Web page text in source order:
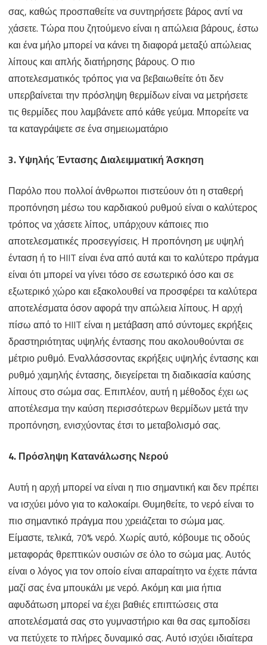
σας, καθώς προσπαθείτε να συντηρήσετε βάρος αντί να
χάσετε. Τώρα που ζητούμενο είναι η απώλεια βάρους, έστω
και ένα μήλο μπορεί να κάνει τη διαφορά μεταξύ απώλειας
λίπους και απλής διατήρησης βάρους. Ο πιο
αποτελεσματικός τρόπος για να βεβαιωθείτε ότι δεν
υπερβαίνεται την πρόσληψη θερμίδων είναι να μετρήσετε
τις θερμίδες που λαμβάνετε από κάθε γεύμα. Μπορείτε να
τα καταγράψετε σε ένα σημειωματάριο
3. Υψηλής Έντασης Διαλειμματική Άσκηση
Παρόλο που πολλοί άνθρωποι πιστεύουν ότι η σταθερή
προπόνηση μέσω του καρδιακού ρυθμού είναι ο καλύτερος
τρόπος να χάσετε λίπος, υπάρχουν κάποιες πιο
αποτελεσματικές προσεγγίσεις. Η προπόνηση με υψηλή
ένταση ή το HIIT είναι ένα από αυτά και το καλύτερο πράγμα
είναι ότι μπορεί να γίνει τόσο σε εσωτερικό όσο και σε
εξωτερικό χώρο και εξακολουθεί να προσφέρει τα καλύτερα
αποτελέσματα όσον αφορά την απώλεια λίπους. Η αρχή
πίσω από το HIIT είναι η μετάβαση από σύντομες εκρήξεις
δραστηριότητας υψηλής έντασης που ακολουθούνται σε
μέτριο ρυθμό. Εναλλάσσοντας εκρήξεις υψηλής έντασης και
ρυθμό χαμηλής έντασης, διεγείρεται τη διαδικασία καύσης
λίπους στο σώμα σας. Επιπλέον, αυτή η μέθοδος έχει ως
αποτέλεσμα την καύση περισσότερων θερμίδων μετά την
προπόνηση, ενισχύοντας έτσι το μεταβολισμό σας.
4. Πρόσληψη Κατανάλωσης Νερού
Αυτή η αρχή μπορεί να είναι η πιο σημαντική και δεν πρέπει
να ισχύει μόνο για το καλοκαίρι. Θυμηθείτε, το νερό είναι το
πιο σημαντικό πράγμα που χρειάζεται το σώμα μας.
Είμαστε, τελικά, 70% νερό. Χωρίς αυτό, κόβουμε τις οδούς
μεταφοράς θρεπτικών ουσιών σε όλο το σώμα μας. Αυτός
είναι ο λόγος για τον οποίο είναι απαραίτητο να έχετε πάντα
μαζί σας ένα μπουκάλι με νερό. Ακόμη και μια ήπια
αφυδάτωση μπορεί να έχει βαθιές επιπτώσεις στα
αποτελέσματά σας στο γυμναστήριο και θα σας εμποδίσει
να πετύχετε το πλήρες δυναμικό σας. Αυτό ισχύει ιδιαίτερα